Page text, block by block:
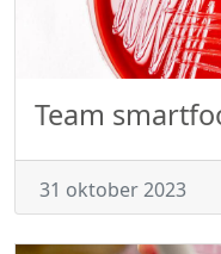
Team
31 oktober 2023